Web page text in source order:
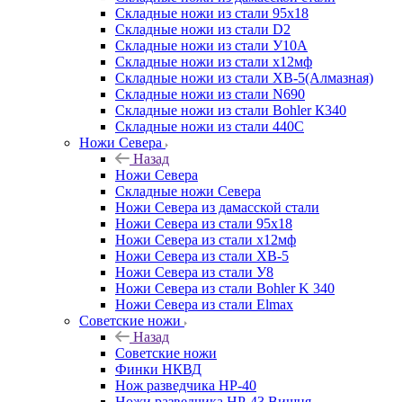
Складные ножи из стали 95х18
Складные ножи из стали D2
Складные ножи из стали У10А
Складные ножи из стали х12мф
Складные ножи из стали ХВ-5(Алмазная)
Складные ножи из стали N690
Складные ножи из стали Bohler К340
Складные ножи из стали 440С
Ножи Севера
Назад
Ножи Севера
Складные ножи Севера
Ножи Севера из дамасской стали
Ножи Севера из стали 95х18
Ножи Севера из стали х12мф
Ножи Севера из стали ХВ-5
Ножи Севера из стали У8
Ножи Севера из стали Bohler K 340
Ножи Севера из стали Elmax
Советские ножи
Назад
Советские ножи
Финки НКВД
Нож разведчика НР-40